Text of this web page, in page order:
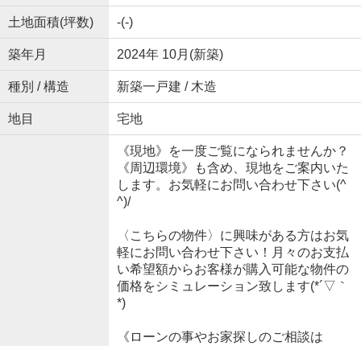
土地面積(坪数) -(-)
築年月 2024年 10月(新築)
種別 / 構造 新築一戸建 / 木造
地目 宅地
《現地》を一度ご覧になられませんか？
《周辺環境》も含め、現地をご案内いた
します。お気軽にお問い合わせ下さい(^
^)/
〈こちらの物件〉に興味がある方はお気
軽にお問い合わせ下さい！月々のお支払
い希望額からお客様が購入可能な物件の
価格をシミュレーション致します(*´▽｀
*)
《ローンの事やお家探しのご相談は